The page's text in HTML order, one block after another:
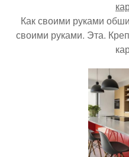
Как своими руками
своими руками. Эта.